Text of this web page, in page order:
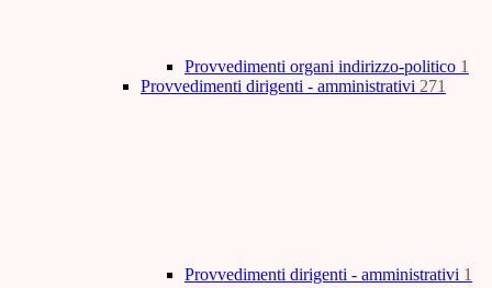
Provvedimenti organi indirizzo-politico 1
Provvedimenti dirigenti - amministrativi 271
Provvedimenti dirigenti - amministrativi 1